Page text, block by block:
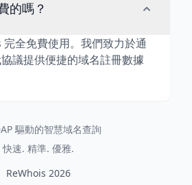
的嗎？
全免費使用。我們致力於通
議提供便捷的域名註冊數據
驅動的智慧域名查詢
快速. 精準. 優雅.
ReWhois 2026